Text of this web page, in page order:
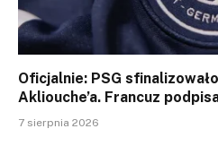
Oficjalnie: PSG
Akliouche’a. Francuz
7 sierpnia 2026